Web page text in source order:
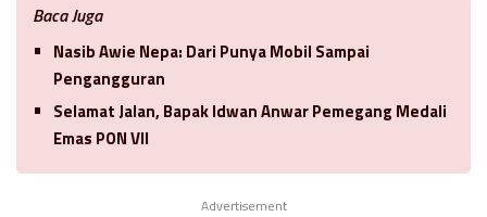
Baca Juga
Nasib Awie Nepa: Dari Punya Mobil Sampai
Pengangguran
Selamat Jalan, Bapak Idwan Anwar Pemegang Medali
Emas PON VII
Advertisement